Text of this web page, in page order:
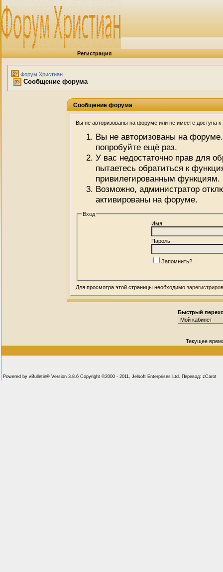
Регистрация
Форум Христиан
Сообщение форума
Сообщение форума
Вы не авторизованы на форуме или не имеете доступа к
Вы не авторизованы на
попробуйте ещё раз.
У вас недостаточно прав для
пытаетесь обратиться к
привилегированным функциям.
Возможно, администратор
активированы на форуме.
Вход
Имя:
Пароль:
Запомнить?
Для просмотра этой страницы необходимо
Быстрый
Текущее
Powered by vBulletin® Version 3.8.6 Copyright ©2000 - 2011, Jelsoft Enterprises Ltd. Перевод: zCarot